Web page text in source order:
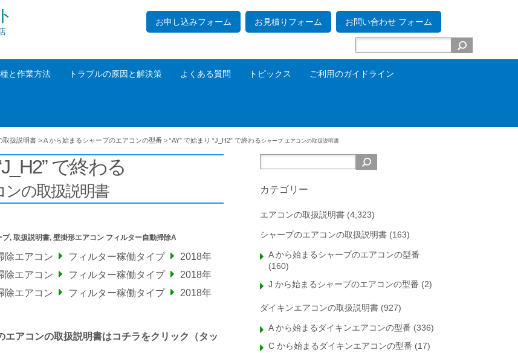
お申し込みフォーム お見積りフォーム お問い合わせ フォーム
と作業方法 トラブルの原因と解決策 よくある質問 トピックス ご利用のガイドライン
取扱説明書 > A から始まるシャープのエアコンの型番 > “AY” で始まり “J_H2” で終わる シャープ エアコンの取扱説明書
で終わる
ンの取扱説明書
プ, 取扱説明書, 壁掛形エアコン フィルター自動掃除A
除エアコン フィルター稼働タイプ
2018年
除エアコン フィルター稼働タイプ
2018年
除エアコン フィルター稼働タイプ 2018年
アコンの取扱説明書はコチラをクリック（タッ
カテゴリー
エアコンの取扱説明書 (4,323)
シャープのエアコンの取扱説明書 (163)
A から始まるシャープのエアコンの型番
(160)
J から始まるシャープのエアコンの型番 (2)
ダイキンエアコンの取扱説明書 (927)
A から始まるダイキンエアコンの型番 (336)
C から始まるダイキンエアコンの型番 (17)